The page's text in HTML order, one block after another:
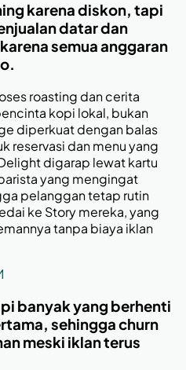
karena diskon, tapi
datar dan
semua anggaran
roasting dan cerita
kopi lokal, bukan
diperkuat dengan balas
reservasi dan menu yang
digarap lewat kartu
yang mengingat
pelanggan tetap rutin
ke Story mereka, yang
tanpa biaya iklan
banyak yang berhenti
sehingga churn
meski iklan terus